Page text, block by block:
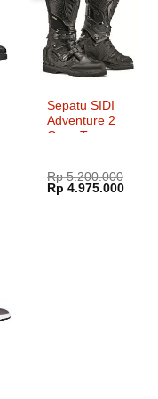
Sepatu SIDI
Adventure 2
Gore-Tex
Rp5.200.000
Harga
aslinya
Rp 4.975.000Harga